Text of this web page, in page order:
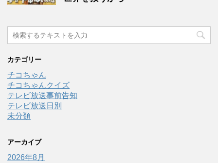
カテゴリー
チコちゃん
チコちゃんクイズ
テレビ放送事前告知
テレビ放送日別
未分類
アーカイブ
2026年8月